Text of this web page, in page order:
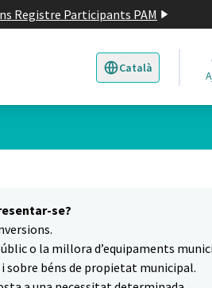
Registre Participants PAM
Català
Triar la llengua
se?
o la millora d’equipaments
sobre béns de propietat municipal.